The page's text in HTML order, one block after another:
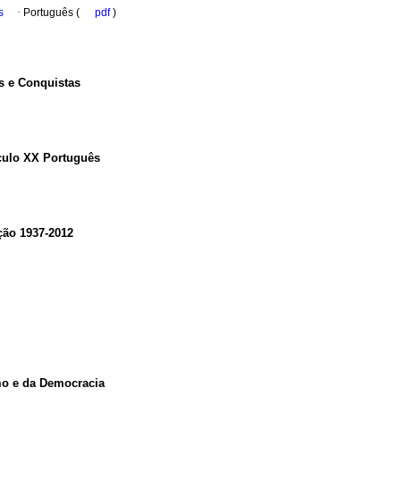
· Português ( pdf)
e Conquistas
XX Português
1937-2012
e da Democracia